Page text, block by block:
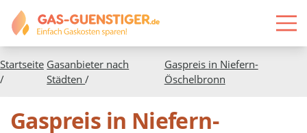
Startseite
/
Gasanbieter nach
Städten/
Gaspreis in Niefern-
Öschelbronn
Gaspreis in Niefern-